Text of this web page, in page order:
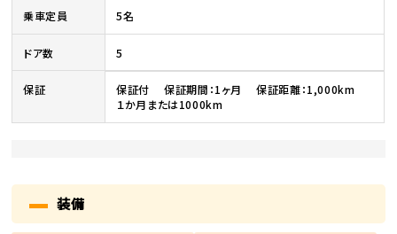
乗車定員 5名
ドア数 5
保証
保証付 保証期間：1ヶ月 保証距離：1,000km
１か月または1000km
装備